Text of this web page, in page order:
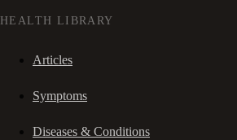
HEALTH LIBRARY
Articles
Symptoms
Diseases & Conditions